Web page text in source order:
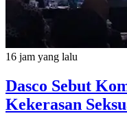
16 jam yang lalu
Dasco Sebut
Kekerasan